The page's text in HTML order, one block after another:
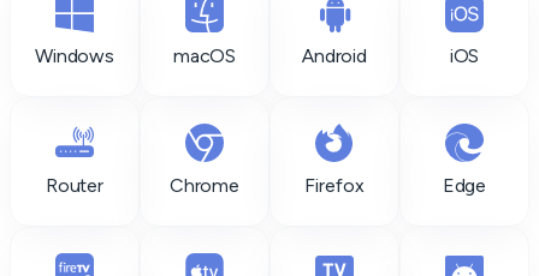
Windows macOS Android iOS
Router Chrome Firefox Edge